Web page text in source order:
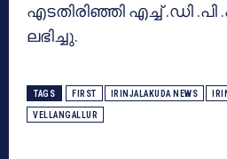
എടതിരിഞ്ഞി എച്ച് .ഡി
ലഭിച്ചു.
TAGS FIRST IRINJALAKUDA NEWS
VELLANGALLUR